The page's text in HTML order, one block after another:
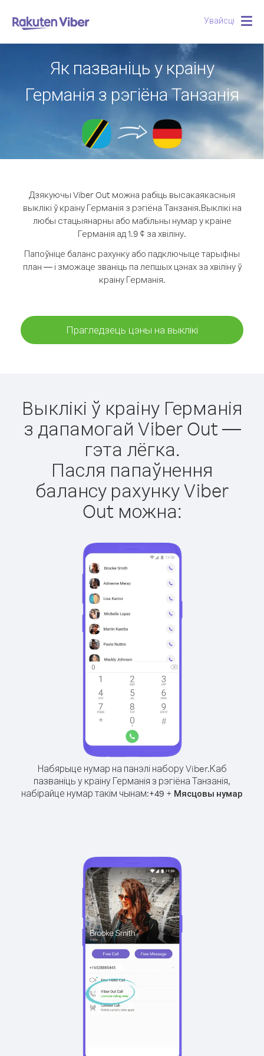
Увайсці
Як пазваніць у краіну
Германія з рэгіёна Танзанія
Дзякуючы Viber Out можна рабіць высакаякасныя
выклікі ў краіну Германія з рэгіёна Танзанія.Выклікі на
любы стацыянарны або мабільны нумар у краіне
Германія ад 1.9 ¢ за хвіліну.
Папоўніце баланс рахунку або падключыце тарыфны
план — і зможаце званіць па лепшых цэнах за хвіліну ў
краіну Германія.
Прагледзець цэны на выклікі
Выклікі ў краіну Германія
з дапамогай Viber Out —
гэта лёгка.
Пасля папаўнення
балансу рахунку Viber
Out можна:
Набярыце нумар на панэлі набору Viber.Каб
пазваніць у краіну Германія з рэгіёна Танзанія,
набірайце нумар такім чынам:+49 + Мясцовы нумар